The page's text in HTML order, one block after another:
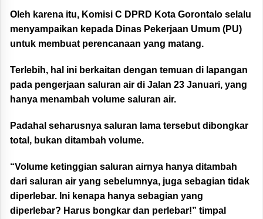
Oleh karena itu, Komisi C DPRD Kota Gorontalo selalu
menyampaikan kepada Dinas Pekerjaan Umum (PU)
untuk membuat perencanaan yang matang.
Terlebih, hal ini berkaitan dengan temuan di lapangan
pada pengerjaan saluran air di Jalan 23 Januari, yang
hanya menambah volume saluran air.
Padahal seharusnya saluran lama tersebut dibongkar
total, bukan ditambah volume.
“Volume ketinggian saluran airnya hanya ditambah
dari saluran air yang sebelumnya, juga sebagian tidak
diperlebar. Ini kenapa hanya sebagian yang
diperlebar? Harus bongkar dan perlebar!” timpal